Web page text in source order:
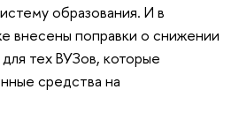
образования. И в
внесены поправки о снижении
тех ВУЗов, которые
средства на